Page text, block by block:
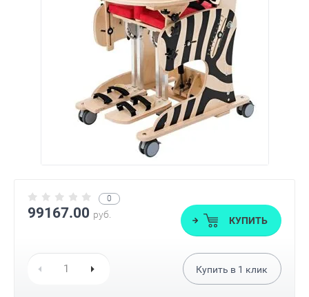
0
99167.00 руб.
КУПИТЬ
Купить в 1 клик